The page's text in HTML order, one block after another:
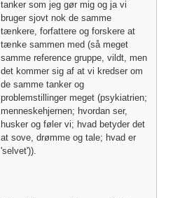
tanker som jeg gør mig og ja vi
bruger sjovt nok de samme
tænkere, forfattere og forskere at
tænke sammen med (så meget
samme reference gruppe, vildt, men
det kommer sig af at vi kredser om
de samme tanker og
problemstillinger meget (psykiatrien;
menneskehjernen; hvordan ser,
husker og føler vi; hvad betyder det
at sove, drømme og tale; hvad er
'selvet')).